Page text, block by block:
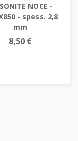
NOCE -
- spess. 2,8
mm
8,50 €